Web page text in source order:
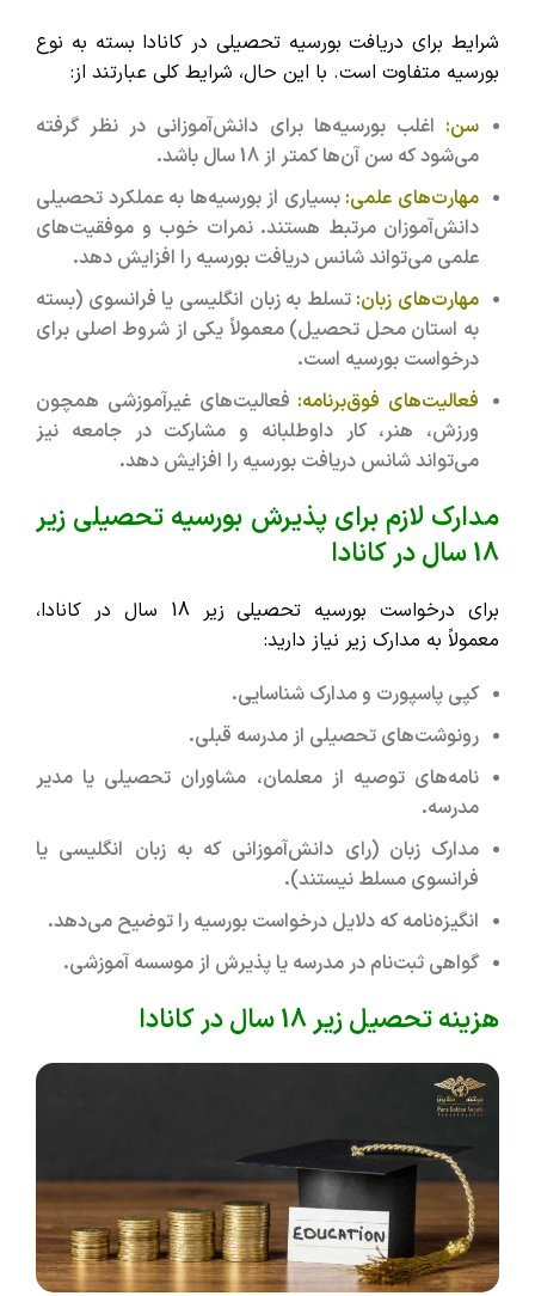
شرایط برای دریافت بورسیه تحصیلی در کانادا بسته به نوع
بورسیه متفاوت است. با این حال، شرایط کلی عبارتند از:
سن: اغلب بورسیه‌ها برای دانش‌آموزانی در نظر گرفته
می‌شود که سن آن‌ها کمتر از 18 سال باشد.
مهارت‌های علمی:بسیاری از بورسیه‌ها به عملکرد تحصیلی
دانش‌آموزان مرتبط هستند. نمرات خوب و موفقیت‌های
علمی می‌تواند شانس دریافت بورسیه را افزایش دهد.
مهارت‌های زبان: تسلط به زبان انگلیسی یا فرانسوی (بسته
به استان محل تحصیل) معمولاً یکی از شروط اصلی برای
درخواست بورسیه است.
فعالیت‌های فوق‌برنامه: فعالیت‌های غیرآموزشی همچون
ورزش، هنر، کار داوطلبانه و مشارکت در جامعه نیز
می‌تواند شانس دریافت بورسیه را افزایش دهد.
مدارک لازم برای پذیرش بورسیه تحصیلی زیر
18 سال در کانادا
برای درخواست بورسیه تحصیلی زیر 18 سال در کانادا،
معمولاً به مدارک زیر نیاز دارید:
کپی پاسپورت و مدارک شناسایی.
رونوشت‌های تحصیلی از مدرسه قبلی.
نامه‌های توصیه از معلمان، مشاوران تحصیلی یا مدیر
مدرسه.
مدارک زبان (رای دانش‌آموزانی که به زبان انگلیسی یا
فرانسوی مسلط نیستند).
انگیزه‌نامه که دلایل درخواست بورسیه را توضیح می‌دهد.
گواهی ثبت‌نام در مدرسه یا پذیرش از موسسه آموزشی.
هزینه تحصیل زیر 18 سال در کانادا